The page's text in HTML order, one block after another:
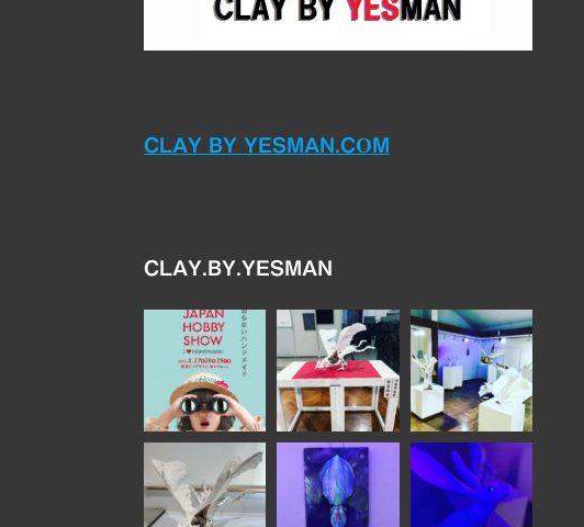
CLAY BY YESMAN.COM
CLAY.BY.YESMAN